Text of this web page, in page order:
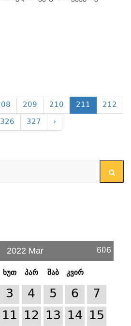
209 210 211
212
326 327 ›
2022 Mar წინ
ხუთ პარ შაბ კვირ
3 4 5 6
7
11 12 13 14 15